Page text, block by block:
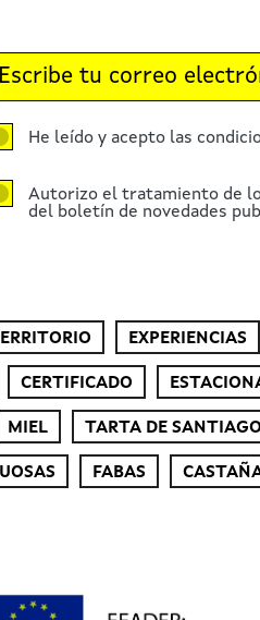
He leído y acepto las
Autorizo el tratamiento de
del boletín de novedades
EXPERIENCIAS
CERTIFICADO
MIEL TARTA DE SANTIAGO
FABAS